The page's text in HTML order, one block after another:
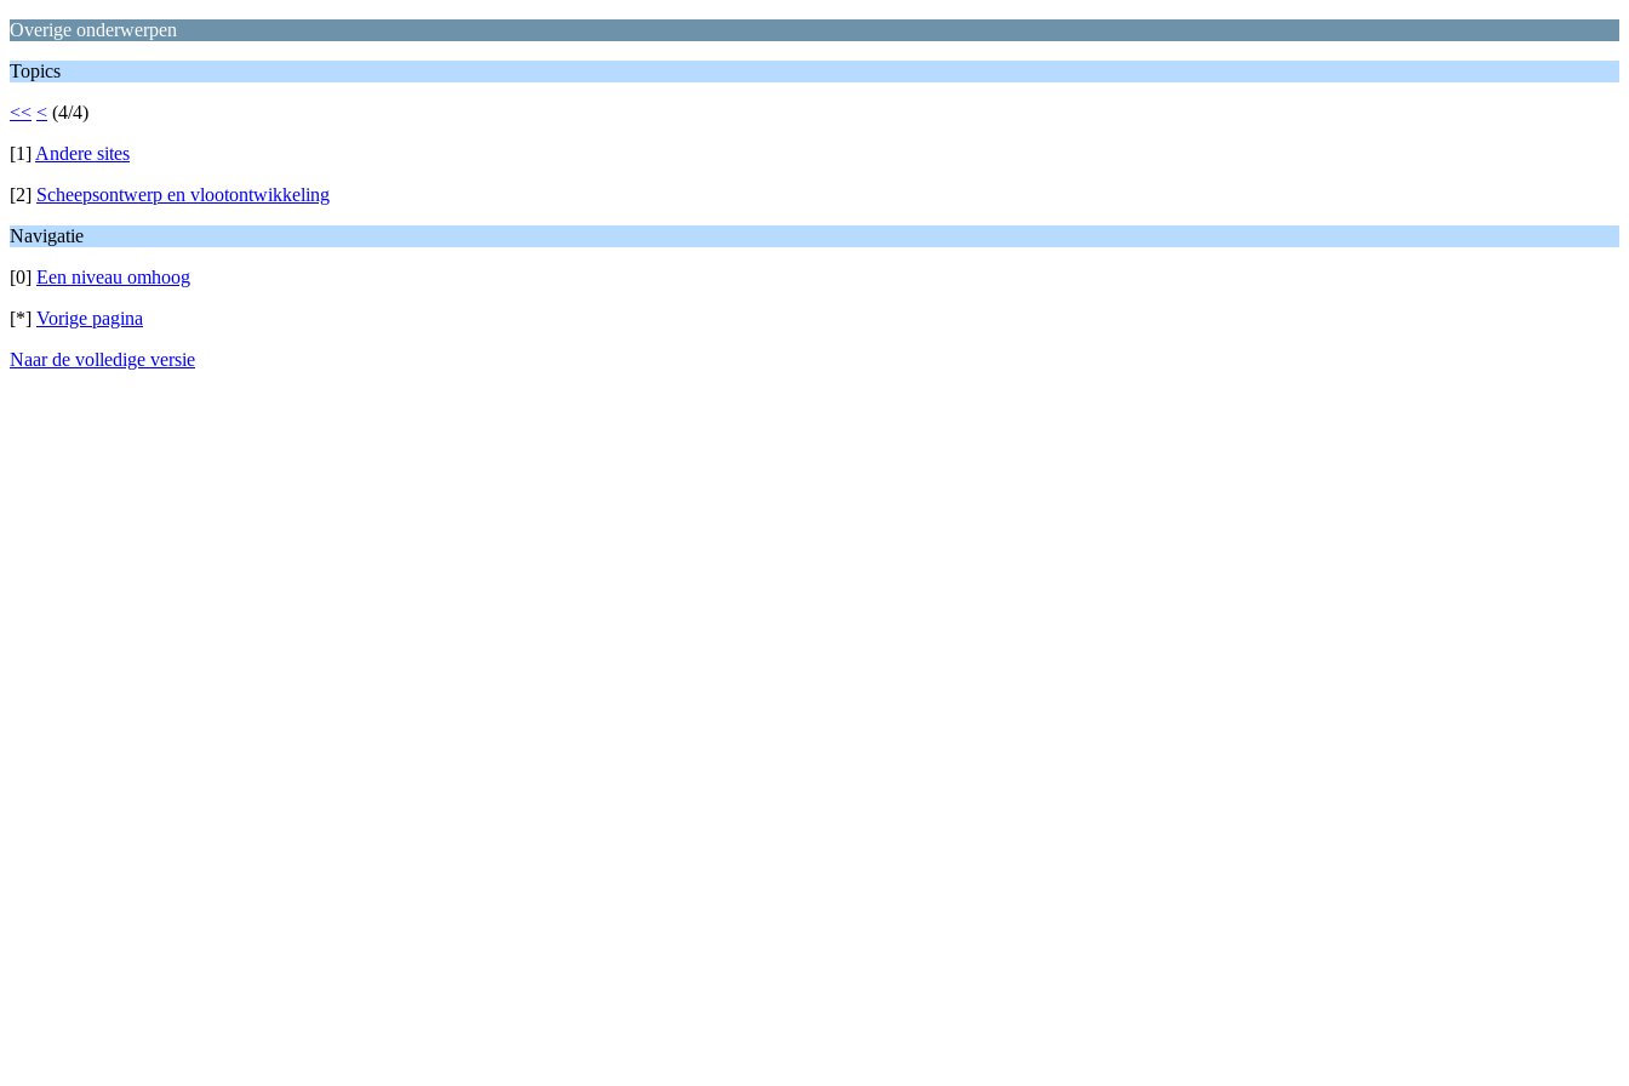
Overige onderwerpen
Topics
<< < (4/4)
[1] Andere sites
[2] Scheepsontwerp en vlootontwikkeling
Navigatie
[0] Een niveau omhoog
[*] Vorige pagina
Naar de volledige versie